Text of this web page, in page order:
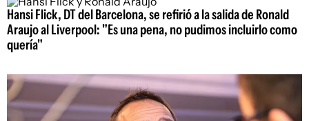
Hansi Flick, DT del Barcelona, se refirió a la salida de Ronald
Araujo al Liverpool: "Es una pena, no pudimos incluirlo como
quería"